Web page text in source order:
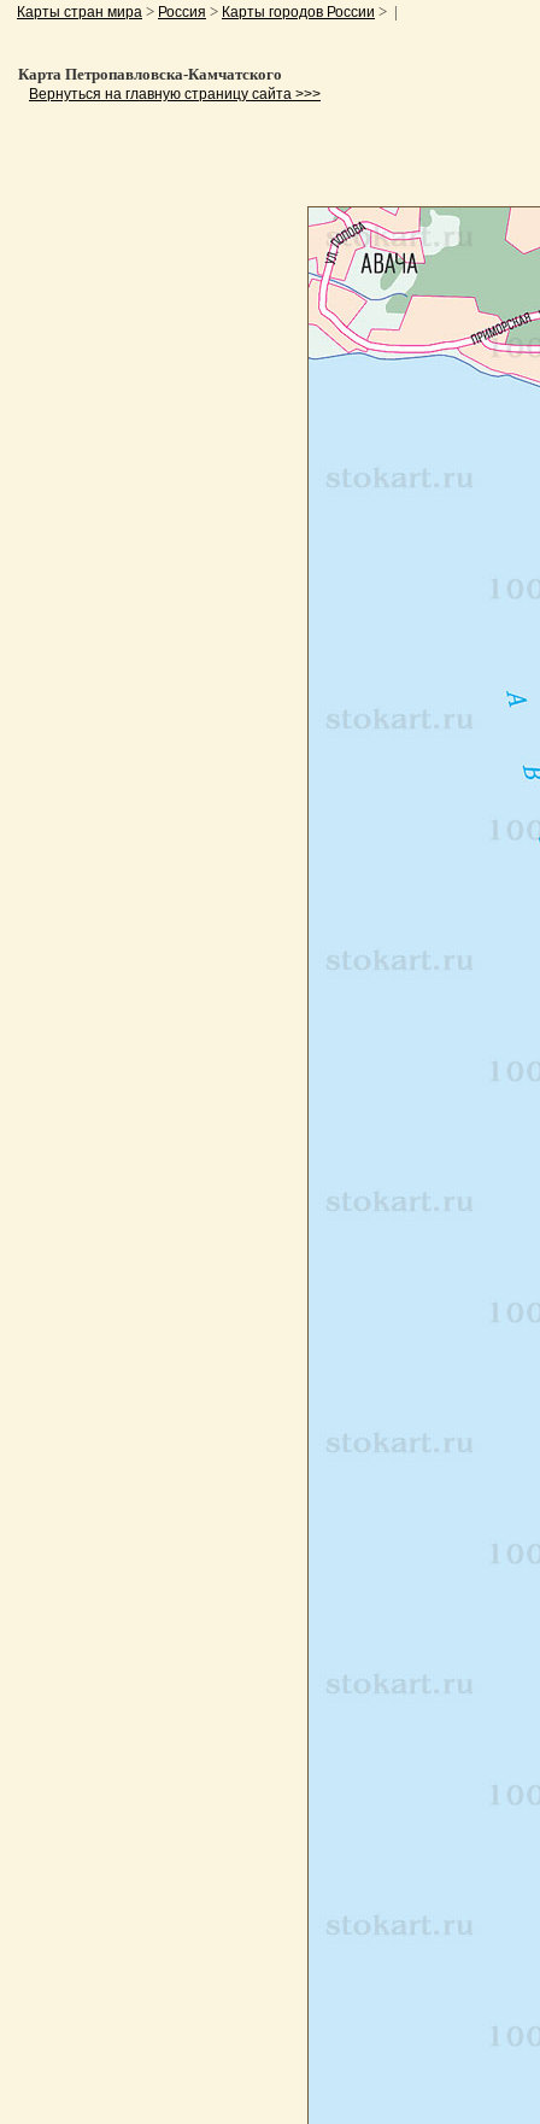
Карты стран мира > Россия > Карты городов России > |
Карта Петропавловска-Камчатского
Вернуться на главную страницу сайта >>>